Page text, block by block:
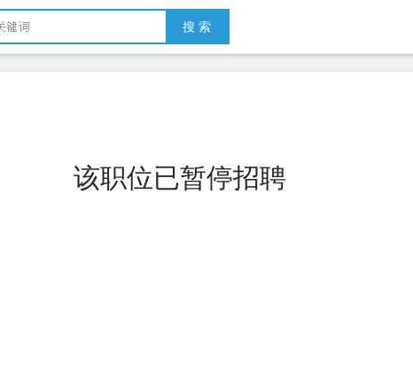
搜 索
该职位已暂停招聘